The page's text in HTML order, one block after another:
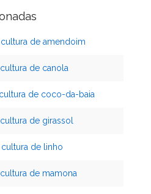
de amendoim
de canola
de coco-da-baia
de girassol
de linho
de mamona